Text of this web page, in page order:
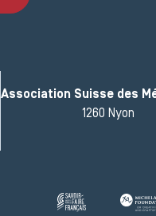
Association Suisse des
1260 Nyon